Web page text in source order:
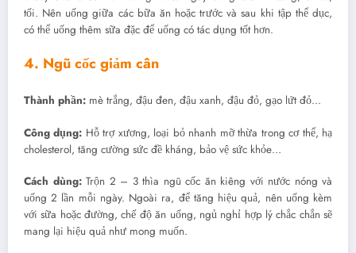
tối. Nên uống giữa các bữa ăn hoặc trước và sau khi tập thể dục,
có thể uống thêm sữa đặc để uống có tác dụng tốt hơn.
4. Ngũ cốc giảm cân
Thành phần: mè trắng, đậu đen, đậu xanh, đậu đỏ, gạo lứt đỏ…
Công dụng: Hỗ trợ xương, loại bỏ nhanh mỡ thừa trong cơ thể, hạ
cholesterol, tăng cường sức đề kháng, bảo vệ sức khỏe…
Cách dùng: Trộn 2 – 3 thìa ngũ cốc ăn kiêng với nước nóng và
uống 2 lần mỗi ngày. Ngoài ra, để tăng hiệu quả, nên uống kèm
với sữa hoặc đường, chế độ ăn uống, ngủ nghỉ hợp lý chắc chắn sẽ
mang lại hiệu quả như mong muốn.